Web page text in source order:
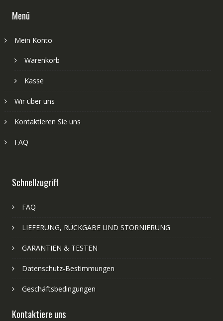
Menü
Mein Konto
Warenkorb
Kasse
Wir über uns
Kontaktieren Sie uns
FAQ
Schnellzugriff
FAQ
LIEFERUNG, RÜCKGABE UND STORNIERUNG
GARANTIEN & TESTEN
Datenschutz-Bestimmungen
Geschäftsbedingungen
Kontaktiere uns